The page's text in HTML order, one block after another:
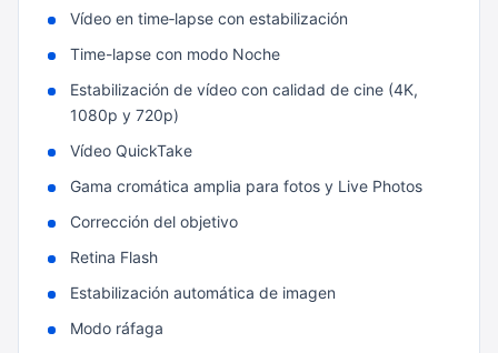
Vídeo en time‑lapse con estabili­zación
Time-lapse con modo Noche
Estabilización de vídeo con calidad de cine (4K,
1080p y 720p)
Vídeo QuickTake
Gama cromática amplia para fotos y Live Photos
Corrección del objetivo
Retina Flash
Estabilización automática de imagen
Modo ráfaga